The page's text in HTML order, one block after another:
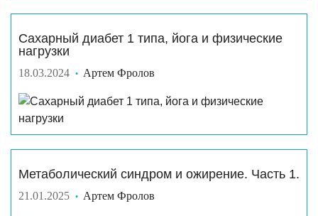
Сахарный диабет 1 типа, йога и физические
нагрузки
18.03.2024 Артем Фролов
Метаболический синдром и ожирение. Часть 1.
21.01.2025 Артем Фролов